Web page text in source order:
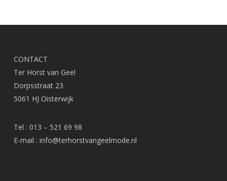
CONTACT
Ter Horst van Geel
Dorpsstraat 23
5061 HJ Oisterwijk
Tel : 013 – 521 69 98
E-mail : info@terhorstvangeelmode.nl